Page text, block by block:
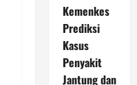
Kemenkes
Prediksi
Kasus
Penyakit
Jantung dan